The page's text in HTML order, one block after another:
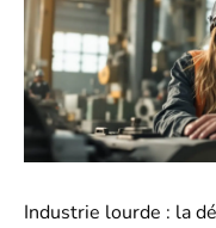
Industrie lourde : la